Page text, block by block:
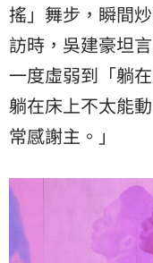
搖」舞步，瞬間
訪時，吳建豪坦
一度虛弱到「躺
躺在床上不太能
常感謝主。」